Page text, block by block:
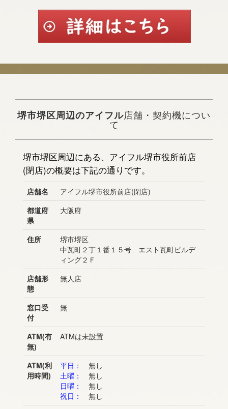
堺市堺区周辺のアイフル店舗・契約機につい
て
堺市堺区周辺にある、アイフル堺市役所前店
(閉店)の概要は下記の通りです。
店舗名
アイフル堺市役所前店(閉店)
都道府
県
大阪府
住所
堺市堺区
中瓦町２丁１番１５号 エスト瓦町ビルデ
ィング２Ｆ
店舗形
態
無人店
窓口受
付
無
ATM(有
無)
ATMは未設置
ATM(利
用時間)
平日：
無し
土曜：
無し
日曜：
無し
祝日：
無し